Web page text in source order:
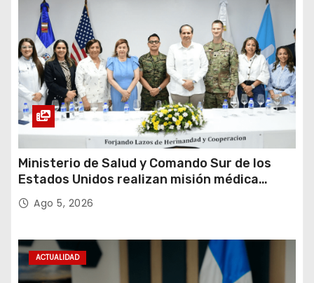
Ministerio de Salud y Comando Sur de los
Estados Unidos realizan misión médica
Amistad 2026 en La Vega
Ago 5, 2026
ACTUALIDAD